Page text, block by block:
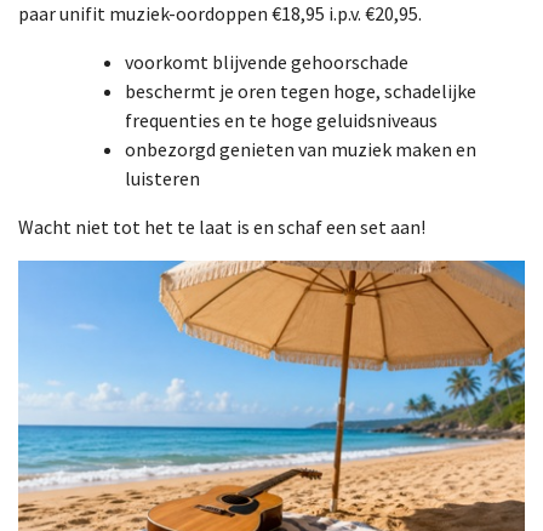
paar unifit muziek-oordoppen €18,95 i.p.v. €20,95.
voorkomt blijvende gehoorschade
beschermt je oren tegen hoge, schadelijke
frequenties en te hoge geluidsniveaus
onbezorgd genieten van muziek maken en
luisteren
Wacht niet tot het te laat is en schaf een set aan!